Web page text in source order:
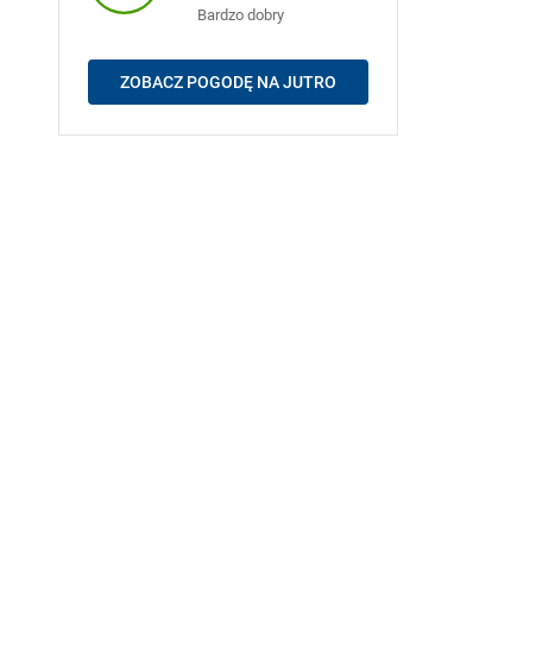
Bardzo dobry
ZOBACZ POGODĘ NA JUTRO